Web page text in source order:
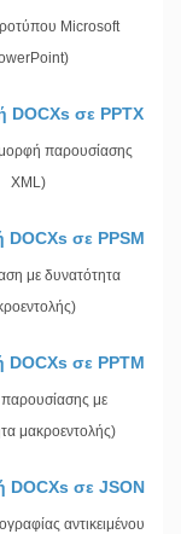
Microsoft
DOCXs σε PPTX
μορφή παρουσίασης
XML)
σε PPSM
με δυνατότητα
DOCXs σε PPTM
παρουσίασης με
μακροεντολής)
DOCXs σε JSON
αντικειμένου